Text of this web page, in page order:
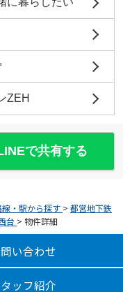
ZEH
で共有する
・駅から探す > 都営地下鉄
台 > 物件詳細
い合わせ
ッフ紹介